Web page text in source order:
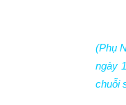
(Phụ
ngày
chuỗi